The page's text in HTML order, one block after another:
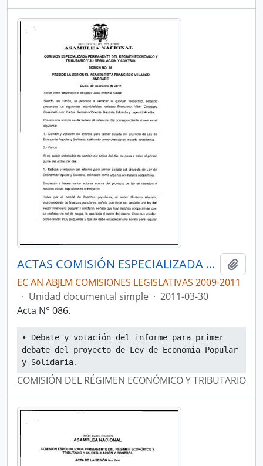
ACTAS COMISIÓN ESPECIALIZADA PERMANENTE DEL RÉGIMEN ECONÓMICO Y TRIBUTARIO Y SU REGULACIÓN Y CONTROL
EC AN ABJLM COMISIONES LEGISLATIVAS 2009-2011
· Unidad documental simple · 2011-03-30
Acta N° 086.
• Debate y votación del informe para primer
debate del proyecto de Ley de Economía Popular
y Solidaria.
COMISIÓN DEL RÉGIMEN ECONÓMICO Y TRIBUTARIO